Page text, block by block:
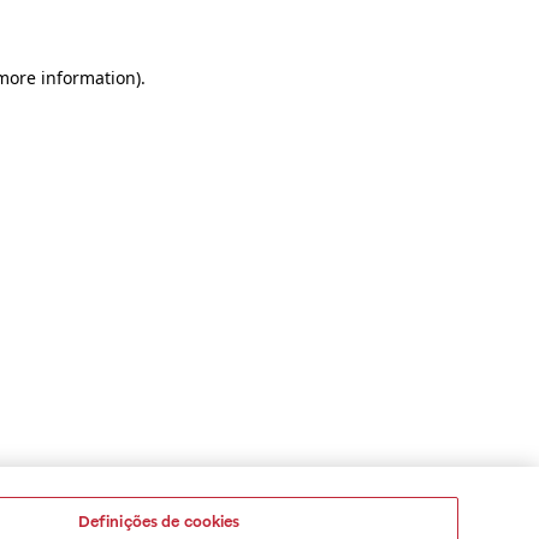
information).
Definições de cookies